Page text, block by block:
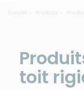
Accueil Produits
toit